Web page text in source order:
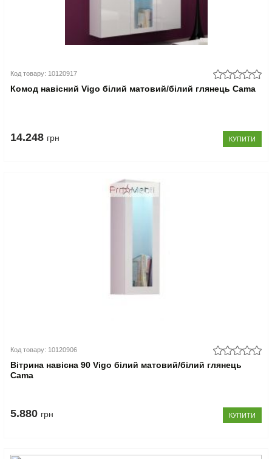
Код товару: 10120917
Комод навісний Vigo білий матовий/білий глянець Cama
14.248 грн КУПИТИ
Код товару: 10120906
Вітрина навісна 90 Vigo білий матовий/білий глянець
Cama
5.880 грн КУПИТИ